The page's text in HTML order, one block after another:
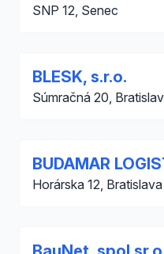
SNP 12, Senec
BLESK, s.r.o.
Súmračná 20,
BUDAMAR
Horárska 12, Bratislava